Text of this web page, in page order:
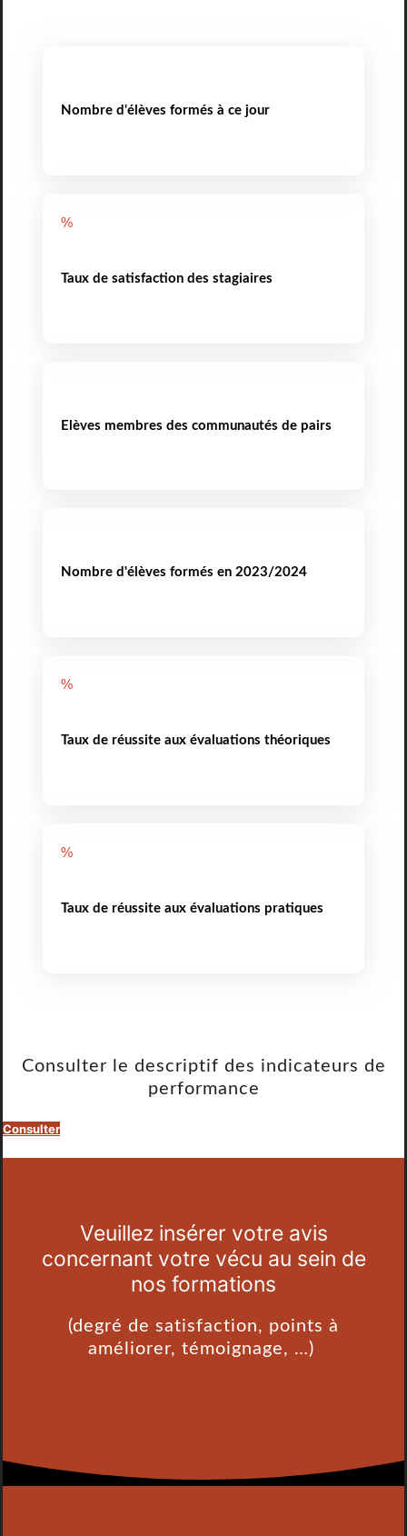
Nombre d'élèves formés à ce jour
%
Taux de satisfaction des stagiaires
Elèves membres des communautés de pairs
Nombre d'élèves formés en 2023/2024
%
Taux de réussite aux évaluations théoriques
%
Taux de réussite aux évaluations pratiques
Consulter le descriptif des indicateurs de
performance
Consulter
Veuillez insérer votre avis
concernant votre vécu au sein de
nos formations
(degré de satisfaction, points à
améliorer, témoignage, …)